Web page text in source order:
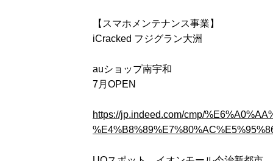
【スマホメンテナンス事業】
iCracked フジグラン大洲
auショップ南宇和
7月OPEN
https://jp.indeed.com/cmp/